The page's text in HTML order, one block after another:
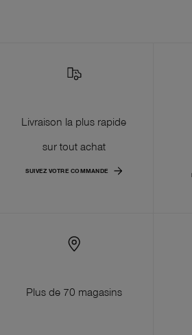
Livraison la plus rapide
sur tout achat
SUIVEZ VOTRE COMMANDE
Plus de 70 magasins